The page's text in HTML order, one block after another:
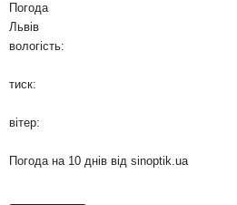
Погода
Львів
вологість:
тиск:
вітер:
Погода на 10 днів від sinoptik.ua